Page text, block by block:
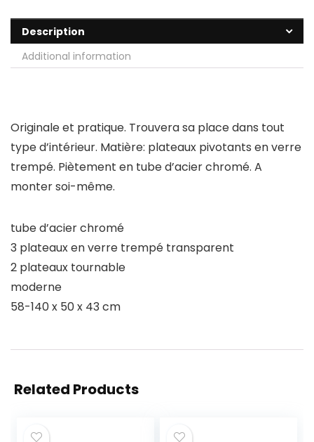
Description
Additional information
Originale et pratique. Trouvera sa place dans tout
type d’intérieur. Matière: plateaux pivotants en verre
trempé. Piètement en tube d’acier chromé. A
monter soi-même.
tube d’acier chromé
3 plateaux en verre trempé transparent
2 plateaux tournable
moderne
58-140 x 50 x 43 cm
Related Products